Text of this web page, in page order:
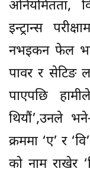
अनियमितता,
इन्ट्रान्स
नभइकन फेल
पावर र सेटिङ
पाएपछि
थियौं’,उनले
क्रममा ‘ए’ र
को नाम राखेर